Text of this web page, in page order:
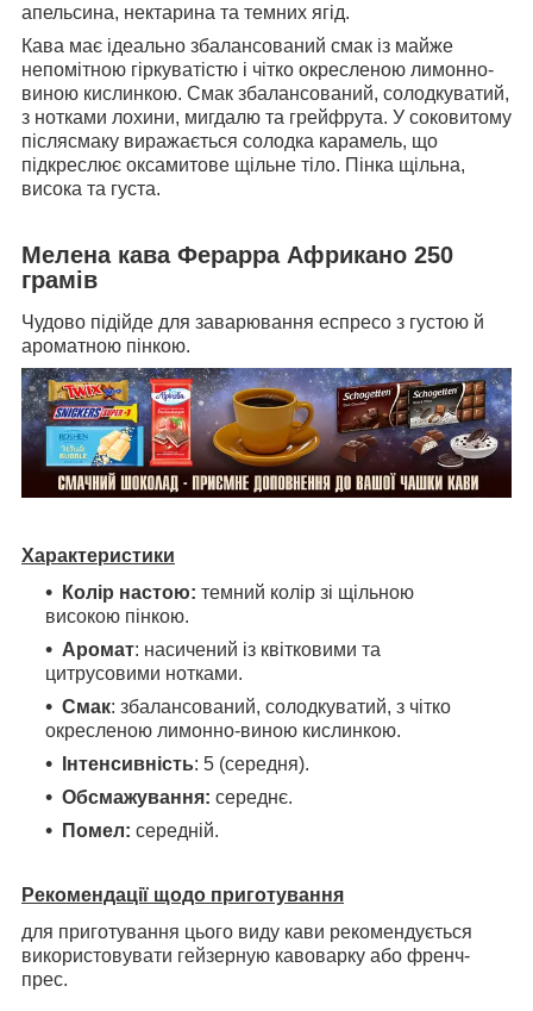
апельсина, нектарина та темних ягід.
Кава має ідеально збалансований смак із майже
непомітною гіркуватістю і чітко окресленою лимонно-
виною кислинкою. Смак збалансований, солодкуватий,
з нотками лохини, мигдалю та грейфрута. У соковитому
післясмаку виражається солодка карамель, що
підкреслює оксамитове щільне тіло. Пінка щільна,
висока та густа.
Мелена кава Ферарра Африкано 250
грамів
Чудово підійде для заварювання еспресо з густою й
ароматною пінкою.
Характеристики
Колір настою: темний колір зі щільною
високою пінкою.
Аромат: насичений із квітковими та
цитрусовими нотками.
Смак: збалансований, солодкуватий, з чітко
окресленою лимонно-виною кислинкою.
Інтенсивність: 5 (середня).
Обсмажування: середнє.
Помел: середній.
Рекомендації щодо приготування
для приготування цього виду кави рекомендується
використовувати гейзерную кавоварку або френч-
прес.